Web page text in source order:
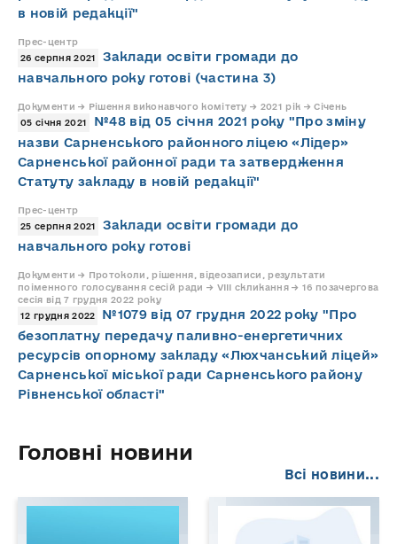
в новій редакції"
Прес-центр
26 серпня 2021
Заклади освіти громади до
навчального року готові (частина 3)
Документи → Рішення виконавчого комітету → 2021 рік → Січень
05 січня 2021
№48 від 05 січня 2021 року "Про зміну
назви Сарненського районного ліцею «Лідер»
Сарненської районної ради та затвердження
Статуту закладу в новій редакції"
Прес-центр
25 серпня 2021
Заклади освіти громади до
навчального року готові
Документи → Протоколи, рішення, відеозаписи, результати
поіменного голосування сесій ради → VIII скликання → 16 позачергова
сесія від 7 грудня 2022 року
12 грудня 2022
№1079 від 07 грудня 2022 року "Про
безоплатну передачу паливно-енергетичних
ресурсів опорному закладу «Люхчанський ліцей»
Сарненської міської ради Сарненського району
Рівненської області"
Головні новини
Всі новини...